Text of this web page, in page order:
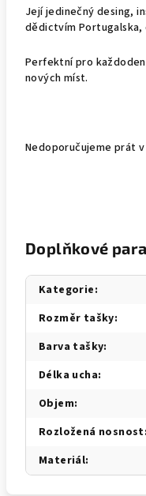
Její jedinečný desing,
dědictvím Portugalska,
Perfektní pro
nových míst.
Nedoporučujeme prát
Doplňkové
Kategorie:
Rozměr tašky:
Barva tašky:
Délka ucha:
Objem:
Rozložená nosnost:
Materiál: